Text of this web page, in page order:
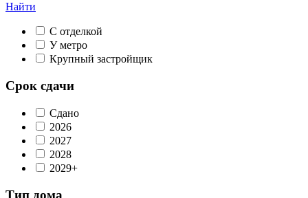
Найти
С отделкой
У метро
Крупный застройщик
Срок сдачи
Сдано
2026
2027
2028
2029+
Тип дома